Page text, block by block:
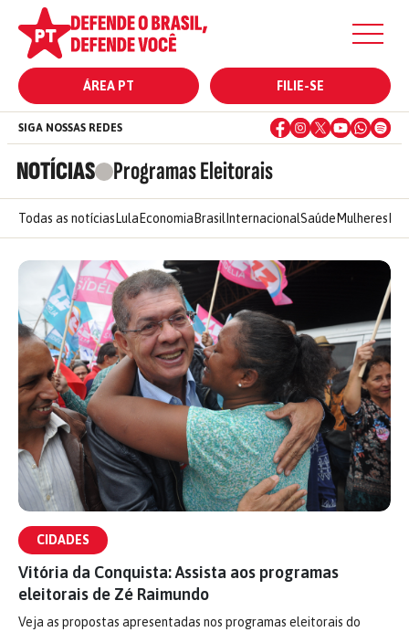
ÁREA PT FILIE-SE
NOTÍCIAS Programas Eleitorais
SIGA NOSSAS REDES
Todas as notícias Lula Economia Brasil InternacionalSaúde Mulheres
CIDADES
Vitória da Conquista: Assista aos programas
eleitorais de Zé Raimundo
Veja as propostas apresentadas nos programas eleitorais do